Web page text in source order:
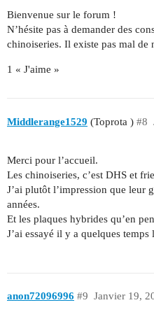
Bienvenue sur le forum !
N’hésite pas à demander des
chinoiseries. Il existe pas mal de
1 « J'aime »
Middlerange1529 (Toprota ) #8
Merci pour l’accueil.
Les chinoiseries, c’est DHS et
J’ai plutôt l’impression que leur
années.
Et les plaques hybrides qu’en
J’ai essayé il y a quelques
anon72096996 Janvier 19,
#9